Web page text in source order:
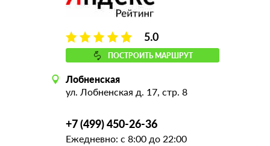
5.0
ПОСТРОИТЬ МАРШРУТ
Лобненская
ул. Лобненская д. 17, стр. 8
+7 (499) 450-26-36
Ежедневно: с 8:00 до 22:00